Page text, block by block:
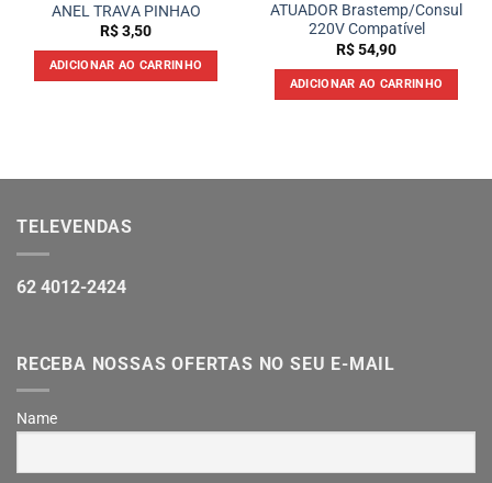
ANEL TRAVA PINHAO
R$3,50
ADICIONAR AO CARRINHO
ATUADOR Brastemp/Consul
220V Compatível
R$54,90
ADICIONAR AO CARRINHO
TELEVENDAS
62 4012-2424
RECEBA NOSSAS OFERTAS NO SEU E-MAIL
Name